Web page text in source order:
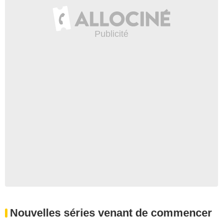
Nouvelles séries venant de commencer